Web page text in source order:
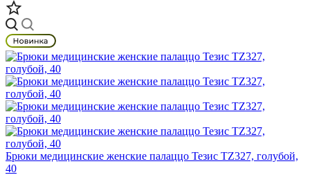
Брюки медицинские женские палаццо Тезис TZ327, голубой,
40